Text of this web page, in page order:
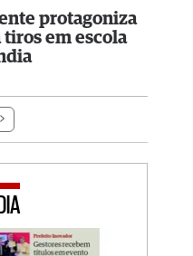
protagoniza
tiros em escola